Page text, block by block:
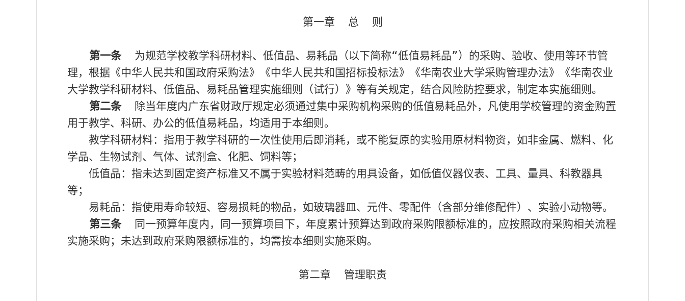
第一章 总 则
第一条为规范学校教学科研材料、低值品、易耗品（以下简称“低值易耗品”）的采购、验收、使用等环节管
理，根据《中华人民共和国政府采购法》《中华人民共和国招标投标法》《华南农业大学采购管理办法》《华南农业
大学教学科研材料、低值品、易耗品管理实施细则（试行）》等有关规定，结合风险防控要求，制定本实施细则。
第二条除当年度内广东省财政厅规定必须通过集中采购机构采购的低值易耗品外，凡使用学校管理的资金购置
用于教学、科研、办公的低值易耗品，均适用于本细则。
教学科研材料：指用于教学科研的一次性使用后即消耗，或不能复原的实验用原材料物资，如非金属、燃料、化
学品、生物试剂、气体、试剂盒、化肥、饲料等；
低值品：指未达到固定资产标准又不属于实验材料范畴的用具设备，如低值仪器仪表、工具、量具、科教器具
等；
易耗品：指使用寿命较短、容易损耗的物品，如玻璃器皿、元件、零配件（含部分维修配件）、实验小动物等。
第三条同一预算年度内，同一预算项目下，年度累计预算达到政府采购限额标准的，应按照政府采购相关流程
实施采购；未达到政府采购限额标准的，均需按本细则实施采购。
第二章 管理职责